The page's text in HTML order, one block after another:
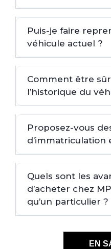
Puis-je faire
véhicule actuel ?
Comment être
l’historique du
Proposez-vous
d’immatriculation
Quels sont les
d’acheter chez
qu’un particulier ?
EN